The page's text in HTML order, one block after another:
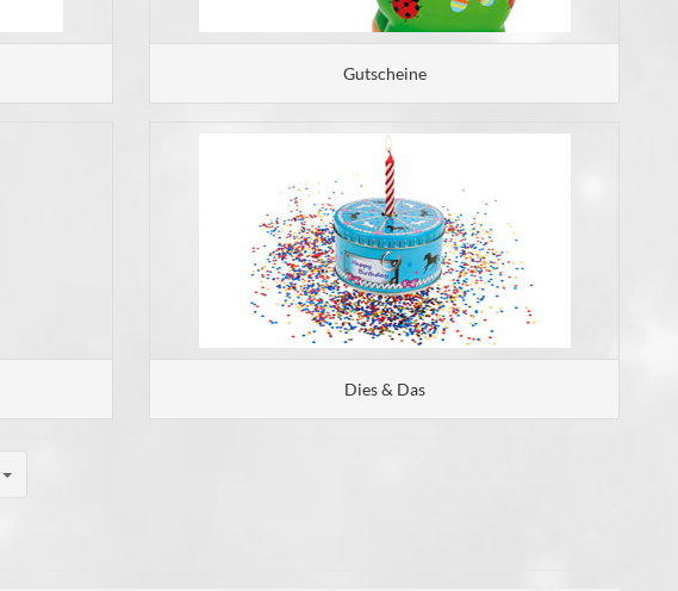
Gutscheine
Dies & Das